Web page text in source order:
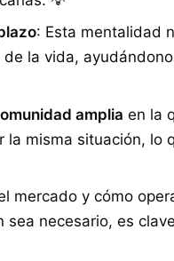
: Esta mentalidad
la vida,
amplia en la
misma situación, lo
mercado y cómo
necesario, es